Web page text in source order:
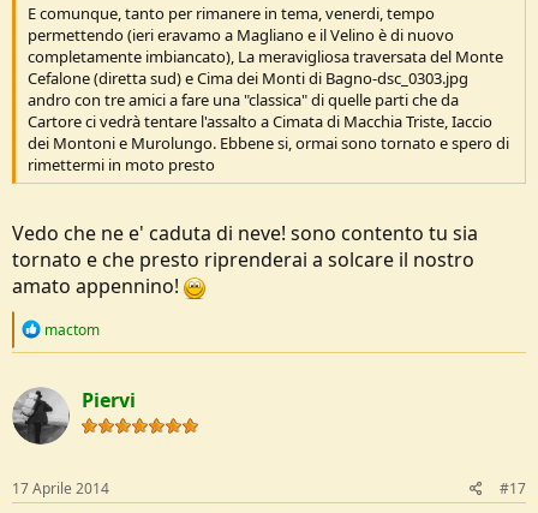
E comunque, tanto per rimanere in tema, venerdi, tempo
permettendo (ieri eravamo a Magliano e il Velino è di nuovo
completamente imbiancato), La meravigliosa traversata del Monte
Cefalone (diretta sud) e Cima dei Monti di Bagno-dsc_0303.jpg
andro con tre amici a fare una "classica" di quelle parti che da
Cartore ci vedrà tentare l'assalto a Cimata di Macchia Triste, Iaccio
dei Montoni e Murolungo. Ebbene si, ormai sono tornato e spero di
rimettermi in moto presto
Vedo che ne e' caduta di neve! sono contento tu sia
tornato e che presto riprenderai a solcare il nostro
amato appennino!
R
c
t
i
o
s
:
mactom
Piervi
17 Aprile 2014 #17